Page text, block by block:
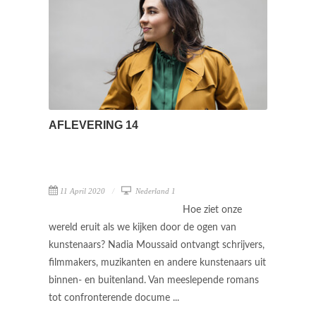
AFLEVERING 14
11 April 2020 Nederland 1
Hoe ziet onze
wereld eruit als we kijken door de ogen van
kunstenaars? Nadia Moussaid ontvangt schrijvers,
filmmakers, muzikanten en andere kunstenaars uit
binnen- en buitenland. Van meeslepende romans
tot confronterende docume ...